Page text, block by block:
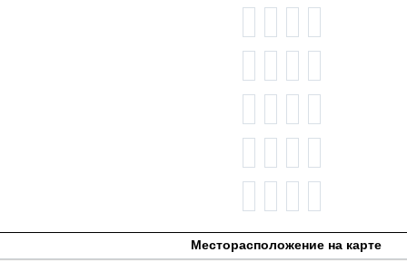
Месторасположение на карте